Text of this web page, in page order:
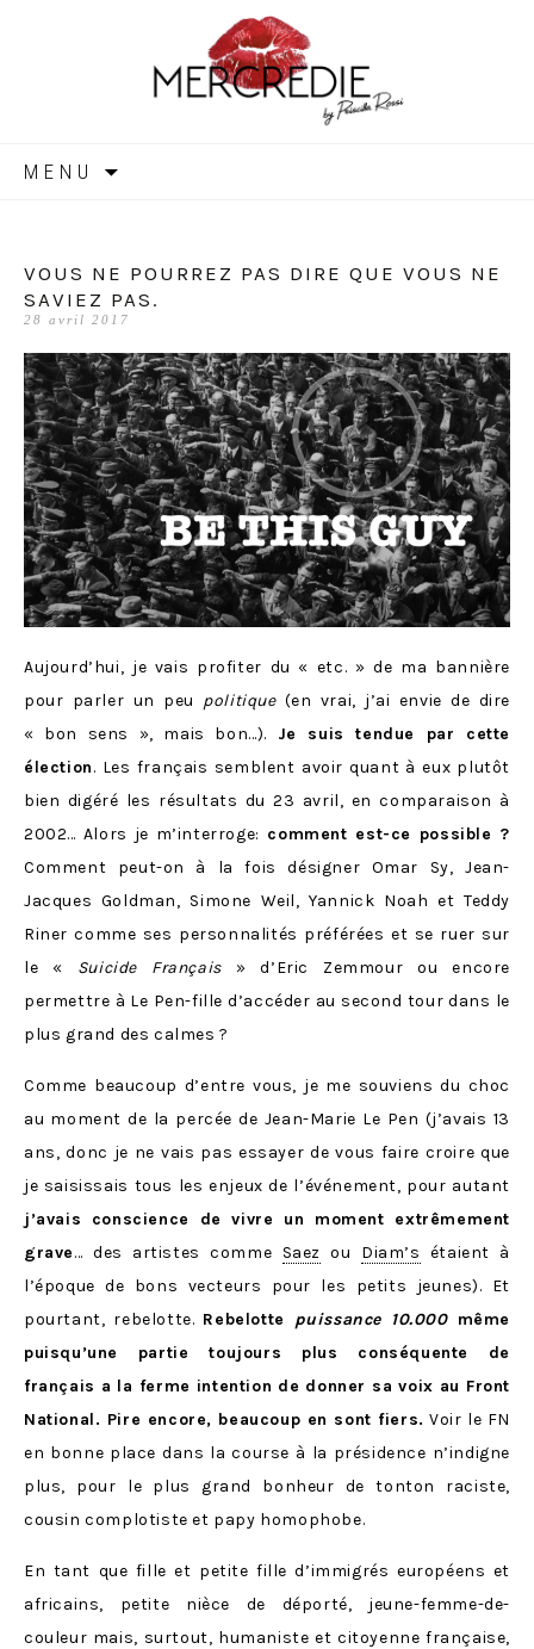
MERCREDIE
MENU
VOUS NE POURREZ PAS DIRE QUE VOUS NE
SAVIEZ PAS.
28 avril 2017
Aujourd’hui, je vais profiter du « etc. » de ma bannière
pour parler un peu politique(en vrai, j’ai envie de dire
« bon sens », mais bon…). Je suis tendue par cette
élection. Les français semblent avoir quant à eux plutôt
bien digéré les résultats du 23 avril, en comparaison à
2002… Alors je m’interroge: comment est-ce possible ?
Comment peut-on à la fois désigner Omar Sy, Jean-
Jacques Goldman, Simone Weil, Yannick Noah et Teddy
Riner comme ses personnalités préférées et se ruer sur
le « Suicide Français» d’Eric Zemmour ou encore
permettre à Le Pen-fille d’accéder au second tour dans le
plus grand des calmes ?
Comme beaucoup d’entre vous, je me souviens du choc
au moment de la percée de Jean-Marie Le Pen (j’avais 13
ans, donc je ne vais pas essayer de vous faire croire que
je saisissais tous les enjeux de l’événement, pour autant
j’avais conscience de vivre un moment extrêmement
grave… des artistes comme Saez ou Diam’s étaient à
l’époque de bons vecteurs pour les petits jeunes). Et
pourtant, rebelotte. Rebelotte puissance 10.000même
puisqu’une partie toujours plus conséquente de
français a la ferme intention de donner sa voix au Front
National. Pire encore, beaucoup en sont fiers. Voir le FN
en bonne place dans la course à la présidence n’indigne
plus, pour le plus grand bonheur de tonton raciste,
cousin complotiste et papy homophobe.
En tant que fille et petite fille d’immigrés européens et
africains, petite nièce de déporté, jeune-femme-de-
couleur mais, surtout, humaniste et citoyenne française,